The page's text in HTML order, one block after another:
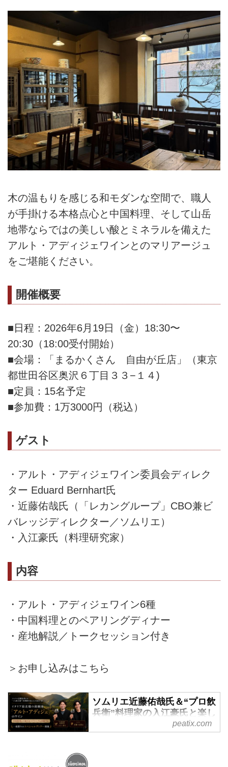
木の温もりを感じる和モダンな空間で、職人
が手掛ける本格点心と中国料理、そして山岳
地帯ならではの美しい酸とミネラルを備えた
アルト・アディジェワインとのマリアージュ
をご堪能ください。
開催概要
■日程：2026年6月19日（金）18:30〜
20:30（18:00受付開始）
■会場：「まるかくさん 自由が丘店」（東京
都世田谷区奥沢６丁目３３−１４)
■定員：15名予定
■参加費：1万3000円（税込）
ゲスト
・アルト・アディジェワイン委員会ディレク
ター Eduard Bernhart氏
・近藤佑哉氏（「レカングループ」CBO兼ビ
バレッジディレクター／ソムリエ）
・入江豪氏（料理研究家）
内容
・アルト・アディジェワイン6種
・中国料理とのペアリングディナー
・産地解説／トークセッション付き
＞お申し込みはこちら
ソムリエ近藤佑哉氏＆“プロ飲
兵衛”料理家の入江豪氏と楽し
む イタリア最北端の銘醸地
「アルト・アディジェ」のワ
peatix.com